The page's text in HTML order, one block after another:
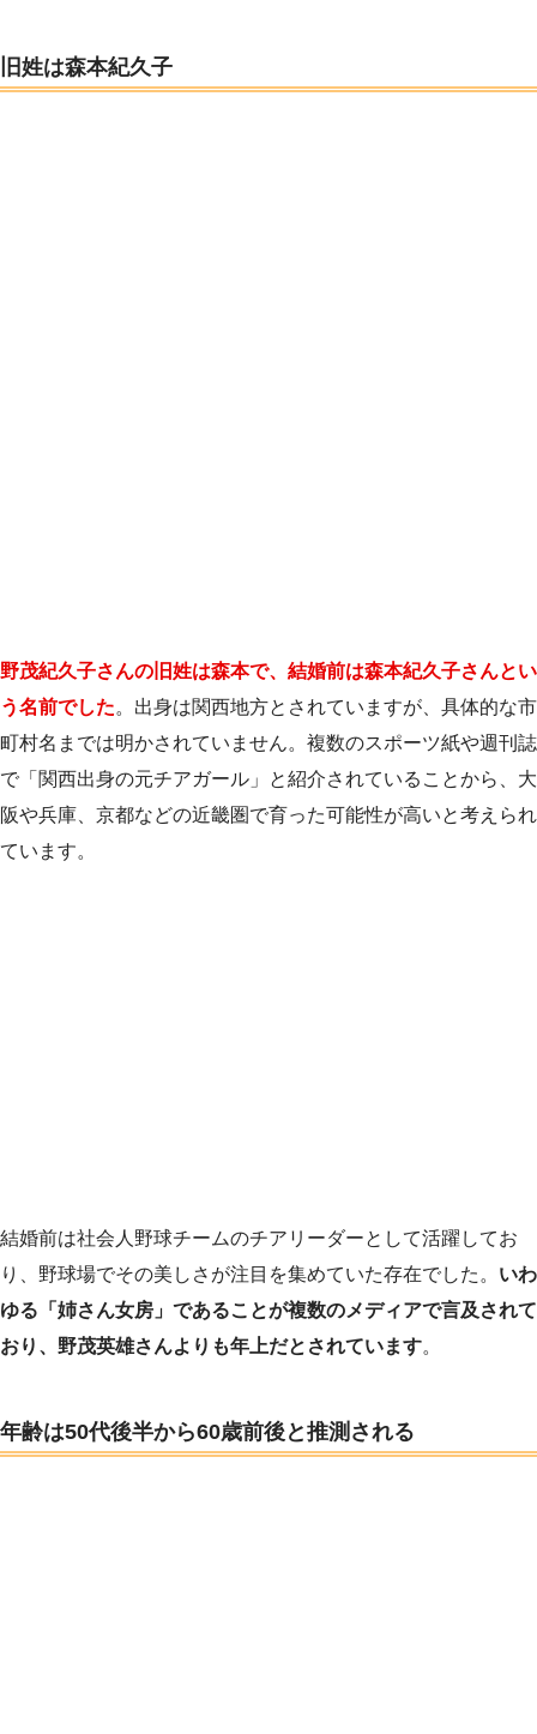
旧姓は森本紀久子
野茂紀久子さんの旧姓は森本で、結婚前は森本紀久子さんとい
う名前でした。出身は関西地方とされていますが、具体的な市
町村名までは明かされていません。複数のスポーツ紙や週刊誌
で「関西出身の元チアガール」と紹介されていることから、大
阪や兵庫、京都などの近畿圏で育った可能性が高いと考えられ
ています。
結婚前は社会人野球チームのチアリーダーとして活躍してお
り、野球場でその美しさが注目を集めていた存在でした。 いわ
ゆる「姉さん女房」であることが複数のメディアで言及されて
おり、野茂英雄さんよりも年上だとされています。
年齢は50代後半から60歳前後と推測される